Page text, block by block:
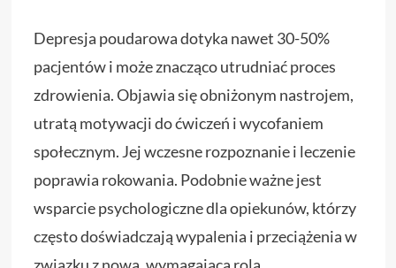
Depresja poudarowa dotyka nawet 30-50%
pacjentów i może znacząco utrudniać proces
zdrowienia. Objawia się obniżonym nastrojem,
utratą motywacji do ćwiczeń i wycofaniem
społecznym. Jej wczesne rozpoznanie i leczenie
poprawia rokowania. Podobnie ważne jest
wsparcie psychologiczne dla opiekunów, którzy
często doświadczają wypalenia i przeciążenia w